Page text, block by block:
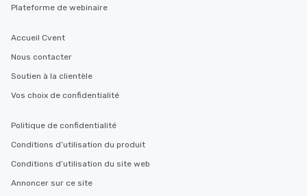
Plateforme de webinaire
Accueil Cvent
Nous contacter
Soutien à la clientèle
Vos choix de confidentialité
Politique de confidentialité
Conditions d’utilisation du produit
Conditions d’utilisation du site web
Annoncer sur ce site